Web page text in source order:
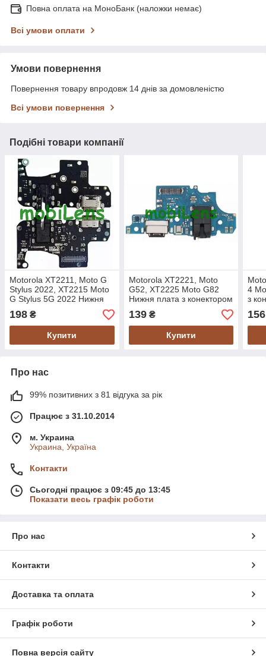
Повна оплата на МоноБанк (наложки немає)
Всі умови оплати
Умови повернення
Повернення товару впродовж 14 днів за домовленістю
Всі умови повернення
Подібні товари компанії
Motorola XT2211, Moto G
Stylus 2022, XT2215 Moto
G Stylus 5G 2022 Нижня
зарядки
198 ₴
Купити
Motorola XT2221, Moto
G52, XT2225 Moto G82
Нижня плата з конектором
139₴
Купити
4
з
156
Про нас
99% позитивних з 81 відгука за рік
Працює з 31.10.2014
м. Украина
Украина, Україна
Контакти
Сьогодні працює з 09:45 до 13:45
Показати весь графік роботи
Про нас
Контакти
Доставка та оплата
Графік роботи
Повна версія сайту